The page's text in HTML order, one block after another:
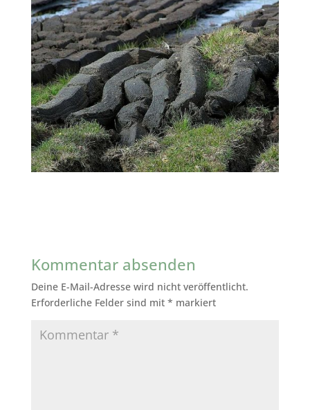
Kommentar absenden
Deine E-Mail-Adresse wird nicht veröffentlicht.
Erforderliche Felder sind mit * markiert